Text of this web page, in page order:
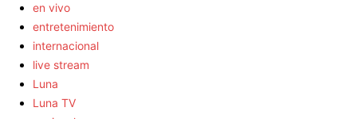
en vivo
entretenimiento
internacional
live stream
Luna
Luna TV